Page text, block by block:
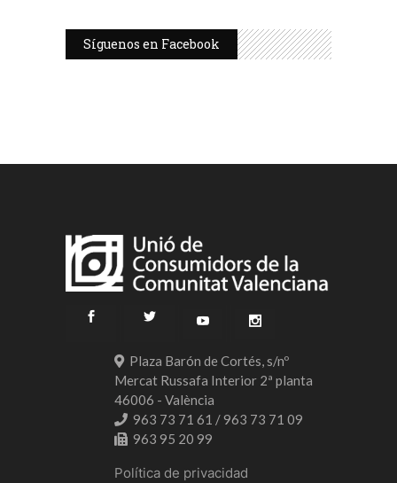
Síguenos en Facebook
Plaza Barón de Cortés, s/nº
Mercat Russafa Interior 2ª planta
46006 - València
963 73 71 61 / 963 73 71 09
963 95 20 99
Política de privacidad